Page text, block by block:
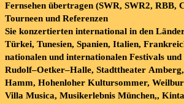
Fernsehen übertragen (SWR, SWR2, RBB,
Tourneen und Referenzen
Sie konzertierten international in den
Türkei, Tunesien, Spanien, Italien,
nationalen und internationalen Festivals und
Rudolf–Oetker–Halle, Stadttheater Amberg,
Hamm, Hohenloher Kultursommer,
Villa Musica, Musikerlebnis München,,